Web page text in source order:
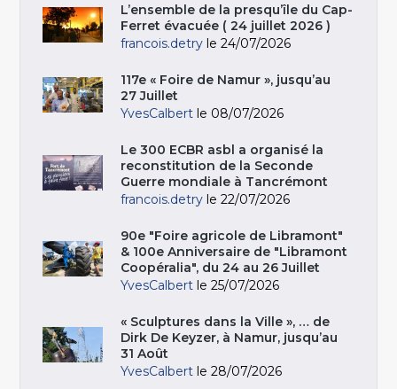
L’ensemble de la presqu’île du Cap-
Ferret évacuée ( 24 juillet 2026 )
francois.detry le 24/07/2026
117e « Foire de Namur », jusqu’au
27 Juillet
YvesCalbert le 08/07/2026
Le 300 ECBR asbl a organisé la
reconstitution de la Seconde
Guerre mondiale à Tancrémont
francois.detry le 22/07/2026
90e "Foire agricole de Libramont"
& 100e Anniversaire de "Libramont
Coopéralia", du 24 au 26 Juillet
YvesCalbert le 25/07/2026
« Sculptures dans la Ville », … de
Dirk De Keyzer, à Namur, jusqu’au
31 Août
YvesCalbert le 28/07/2026